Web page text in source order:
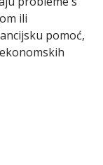
ili
pomoć,